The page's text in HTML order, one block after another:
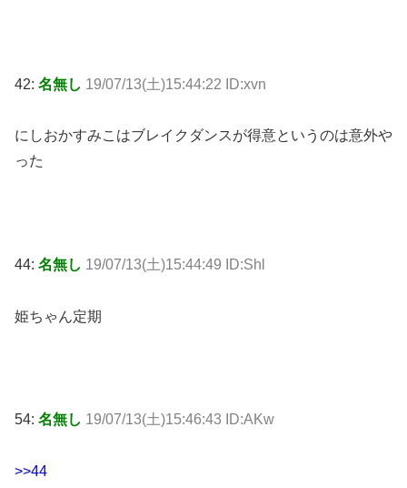
42: 名無し 19/07/13(土)15:44:22 ID:xvn
にしおかすみこはブレイクダンスが得意というのは意外や
った
44: 名無し 19/07/13(土)15:44:49 ID:Shl
姫ちゃん定期
54: 名無し 19/07/13(土)15:46:43 ID:AKw
>>44